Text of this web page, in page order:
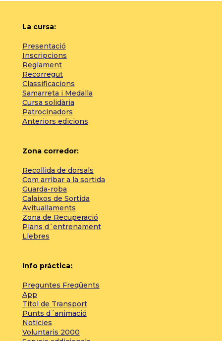
La cursa:
Presentació
Inscripcions
Reglament
Recorregut
Classificacions
Samarreta i Medalla
Cursa solidària
Patrocinadors
Anteriors edicions
Zona corredor:
Recollida de dorsals
Com arribar a la sortida
Guarda-roba
Calaixos de Sortida
Avituallaments
Zona de Recuperació
Plans d´entrenament
Llebres
Info práctica:
Preguntes Freqüents
App
Títol de Transport
Punts d´animació
Notícies
Voluntaris 2000